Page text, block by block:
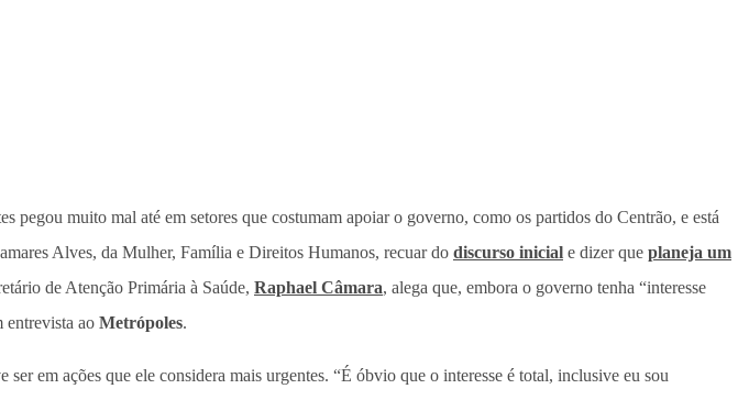
pegou muito mal até em setores que costumam apoiar o governo, como os partidos do Centrão, e está
Alves, da Mulher, Família e Direitos Humanos, recuar do discurso inicial e dizer que planeja um
de Atenção Primária à Saúde, Raphael Câmara, alega que, embora o governo tenha “interesse
entrevista ao Metrópoles.
em ações que ele considera mais urgentes. “É óbvio que o interesse é total, inclusive eu sou